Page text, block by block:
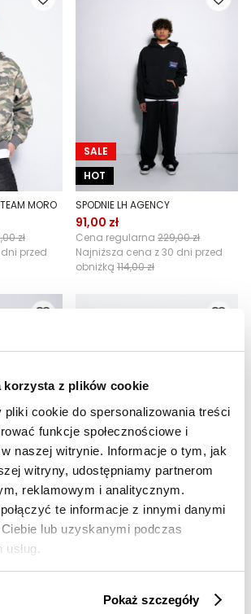
korzysta z plików cookie
cookie do spersonalizowania treści
funkcje społecznościowe i
naszej witrynie. Informacje o tym, jak
witryny, udostępniamy partnerom
reklamowym i analitycznym.
te informacje z innymi danymi
lub uzyskanymi podczas
Pokaż szczegóły
MORO
zł
przed
SALE
HOT
SPODNIE LH AGENCY
91,00 zł
Cena regularna 229,00 zł
Najniższa cena z 30 dni przed
obniżką 114,00 zł
zł
przed
SALE
HOT
BIAŁY T-SHIRT STICKER
59,00 zł
Najniższa cena z 30 dni przed